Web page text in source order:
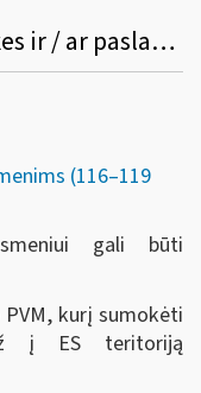
Už kokiai veiklai skirtas prekes ir / ar paslaugas užsienio apmokestinamasis asmuo gali kreiptis dėl PVM grąžinimo?
(116–119
gali būti
kurį sumokėti
į ES teritoriją